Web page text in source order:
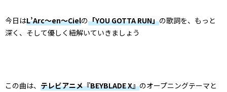
今日はL’Arc～en～Cielの「YOU GOTTA RUN」の歌詞を、もっと
深く、そして優しく紐解いていきましょう
この曲は、 テレビアニメ『BEYBLADE X』のオープニングテーマと